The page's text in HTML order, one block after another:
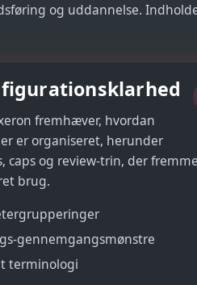
og uddannelse.
fremhæver, hvordan
er organiseret, herunder
caps og review-trin, der
brug.
gennemgangsmønstre
terminologi